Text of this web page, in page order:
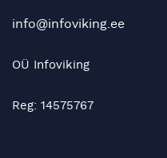
info@infoviking.ee
OÜ Infoviking
Reg: 14575767